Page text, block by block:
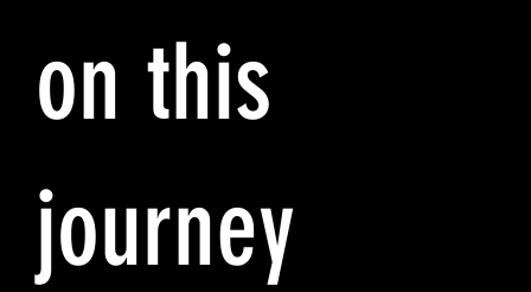
on this
journey